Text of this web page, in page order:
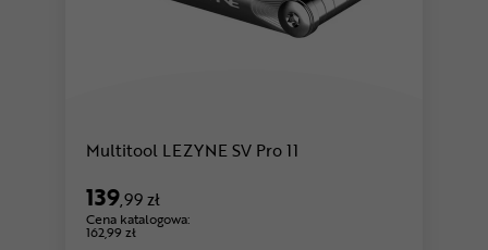
Multitool LEZYNE SV Pro 11
139,99 zł
Cena katalogowa:
162,99 zł